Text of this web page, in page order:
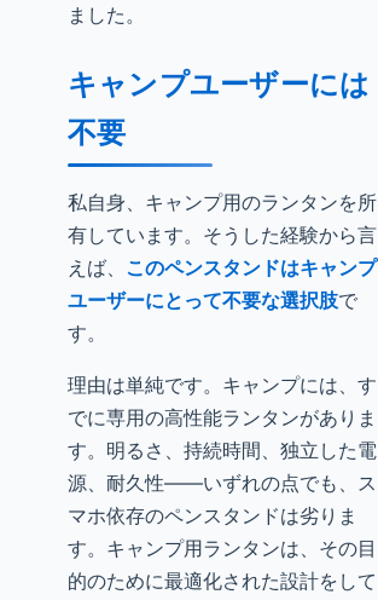
ました。
キャンプユーザーには
不要
私自身、キャンプ用のランタンを所
有しています。そうした経験から言
えば、 このペンスタンドはキャンプ
ユーザーにとって不要な選択肢で
す。
理由は単純です。キャンプには、す
でに専用の高性能ランタンがありま
す。明るさ、持続時間、独立した電
源、耐久性——いずれの点でも、ス
マホ依存のペンスタンドは劣りま
す。キャンプ用ランタンは、その目
的のために最適化された設計をして